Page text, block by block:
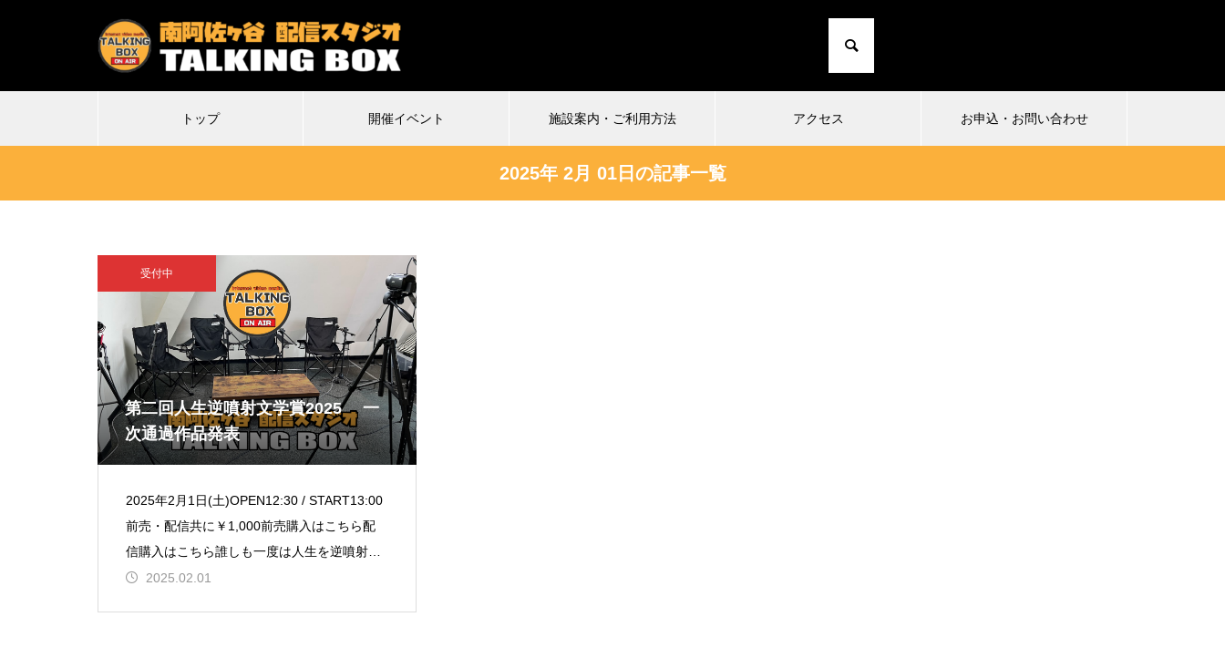
トップ 開催イベント 施設案内・ご利用方法 アクセス お申込・お問い合わせ
受付中
2026.07.07
特殊平場ライブ「気付けば魔界に
転生していた僕たちの1日目は多分
こんな感じ」
2026.07.04
不謹慎VS珍アニメ ヘンテコ対決
Δ(デルタ)6
2025年 2月 01日の記事一覧
受付中
第二回人生逆噴射文学賞2025 一
次通過作品発表
2025年2月1日(土)OPEN12:30 / START13:00
前売・配信共に￥1,000前売購入はこちら配
信購入はこちら誰しも一度は人生を逆噴射し
たいと思ったことがあるのではな
2025.02.01